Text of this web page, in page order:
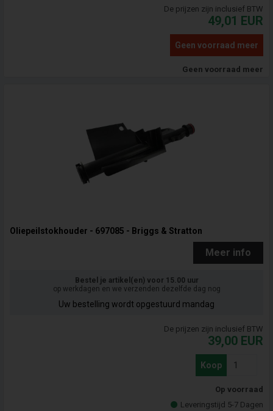
De prijzen zijn inclusief BTW
49,01 EUR
Geen voorraad meer
Geen voorraad meer
Oliepeilstokhouder - 697085 - Briggs & Stratton
Meer info
Bestel je artikel(en) voor 15.00 uur
op werkdagen en we verzenden dezelfde dag nog
Uw bestelling wordt opgestuurd mandag
De prijzen zijn inclusief BTW
39,00 EUR
Koop
Op voorraad
Leveringstijd 5-7 Dagen